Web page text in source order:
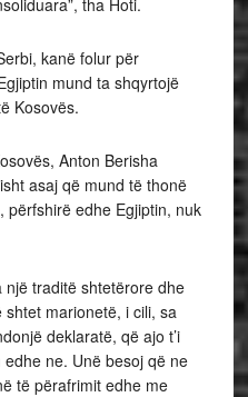
tha Hoti.
kanë folur për
mund ta shqyrtojë
Kosovës.
Anton Berisha
asaj që mund të thonë
përfshirë edhe Egjiptin, nuk
një traditë shtetërore dhe
shtet marionetë, i cili, sa
deklaratë, që ajo t’i
ne. Unë besoj që ne
të përafrimit edhe me